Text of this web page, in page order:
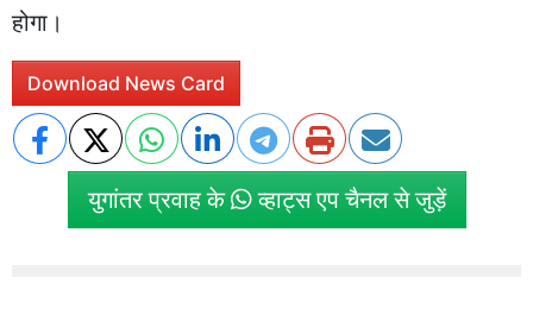
होगा।
Download News Card
युगांतर प्रवाह के व्हाट्स एप चैनल से जुड़ें